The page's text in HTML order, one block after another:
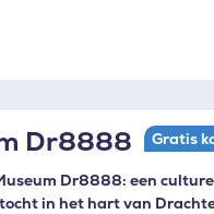
Dr8888
Dr8888: een
in het hart van
Gratis